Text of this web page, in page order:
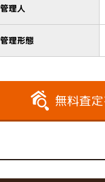
管理人
管理形態
無料査